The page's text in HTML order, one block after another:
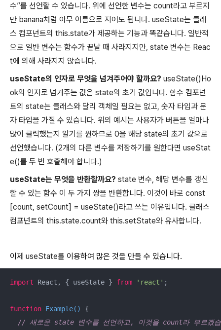
수”를 선언할 수 있습니다. 위에 선언한 변수는 count라고 부르지
만 banana처럼 아무 이름으로 지어도 됩니다. useState는 클래
스 컴포넌트의 this.state가 제공하는 기능과 똑같습니다. 일반적
으로 일반 변수는 함수가 끝날 때 사라지지만, state 변수는 Reac
t에 의해 사라지지 않습니다.
useState의 인자로 무엇을 넘겨주어야 할까요? useState()Ho
ok의 인자로 넘겨주는 값은 state의 초기 값입니다. 함수 컴포넌
트의 state는 클래스와 달리 객체일 필요는 없고, 숫자 타입과 문
자 타입을 가질 수 있습니다. 위의 예시는 사용자가 버튼을 얼마나
많이 클릭했는지 알기를 원하므로 0을 해당 state의 초기 값으로
선언했습니다. (2개의 다른 변수를 저장하기를 원한다면 useStat
e()를 두 번 호출해야 합니다.)
useState는 무엇을 반환할까요? state 변수, 해당 변수를 갱신
할 수 있는 함수 이 두 가지 쌍을 반환합니다. 이것이 바로 const
[count, setCount] = useState()라고 쓰는 이유입니다. 클래스
컴포넌트의 this.state.count와 this.setState와 유사합니다.
이제 useState를 이용하여 많은 것을 만들 수 있습니다.
import React, { useState } from 'react' ;
function Example( ) {
// 새로운 state 변수를 선언하고, 이것을 count라 부르겠